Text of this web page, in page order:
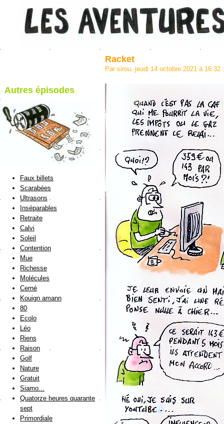
blog de Sirou
Racket
Par sirou, jeudi 14 octobre 2021 à 16:32
Autres épisodes
Faux billets
Scarabées
Ultrasons
Inséparables
Retraite
Calvi
Soleil
Contention
Mue
Richesse
Molécules
Cerné
Kouign amann
80
Ecolo
Léo
Riens
Raison
Golf
Nature
Gratuit
Siamo...
Quatorze heures quarante
sept
Primordiale